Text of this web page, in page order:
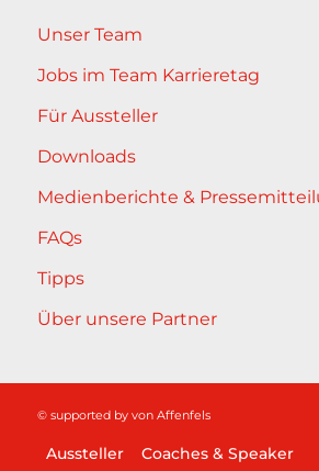
Unser Team
Jobs im Team Karrieretag
Für Aussteller
Downloads
Medienberichte &
FAQs
Tipps
Über unsere Partner
© supported by von Affenfels
Aussteller Coaches & Speaker